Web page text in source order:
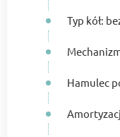
Typ kół:
Hamulec